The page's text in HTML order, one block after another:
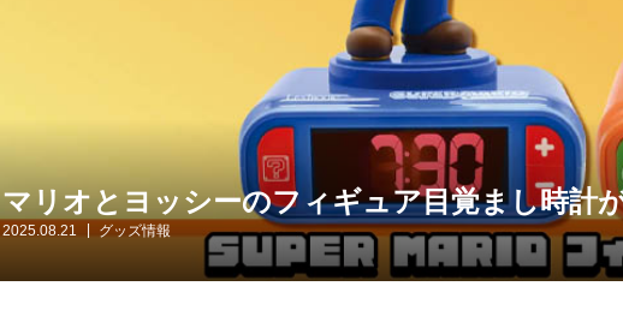
マリオとヨッシーのフィギュア目覚まし時計
2025.08.21 グッズ情報